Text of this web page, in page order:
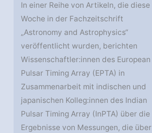
In einer Reihe von Artikeln, die diese
Woche in der Fachzeitschrift
„Astronomy and Astrophysics“
veröffentlicht wurden, berichten
Wissenschaftler:innen des European
Pulsar Timing Array (EPTA) in
Zusammenarbeit mit indischen und
japanischen Kolleg:innen des Indian
Pulsar Timing Array (InPTA) über die
Ergebnisse von Messungen, die über